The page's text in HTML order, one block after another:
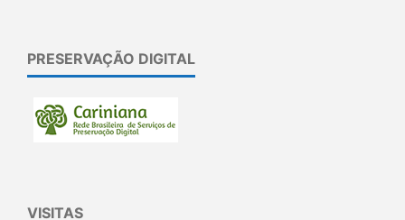
PRESERVAÇÃO DIGITAL
VISITAS